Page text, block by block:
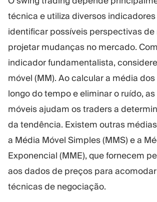
técnica e utiliza diversos
identificar possíveis perspectivas de
projetar mudanças no mercado.
indicador fundamentalista,
móvel (MM). Ao calcular a média
longo do tempo e eliminar o ruído,
móveis ajudam os traders a
da tendência. Existem outras
a Média Móvel Simples (MMS) e a
Exponencial (MME), que fornecem
aos dados de preços para
técnicas de negociação.